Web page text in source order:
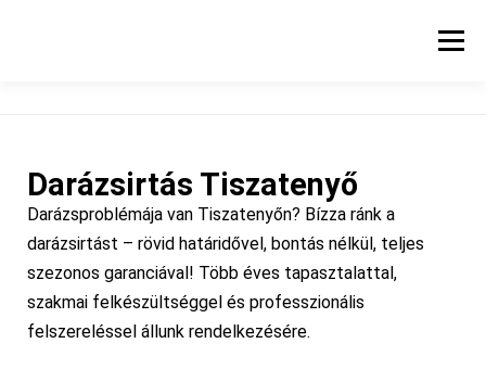
Menü
HŐKAMERÁS VIZSGÁLAT ÁRAK BLOG
KAPCSOLAT
Darázsirtás Tiszatenyő
Darázsproblémája van Tiszatenyőn? Bízza ránk a
darázsirtást – rövid határidővel, bontás nélkül, teljes
szezonos garanciával! Több éves tapasztalattal,
szakmai felkészültséggel és professzionális
felszereléssel állunk rendelkezésére.